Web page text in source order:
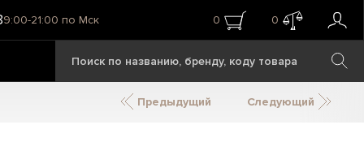
9:00-21:00 по Мск 0 0
Предыдущий Следующий